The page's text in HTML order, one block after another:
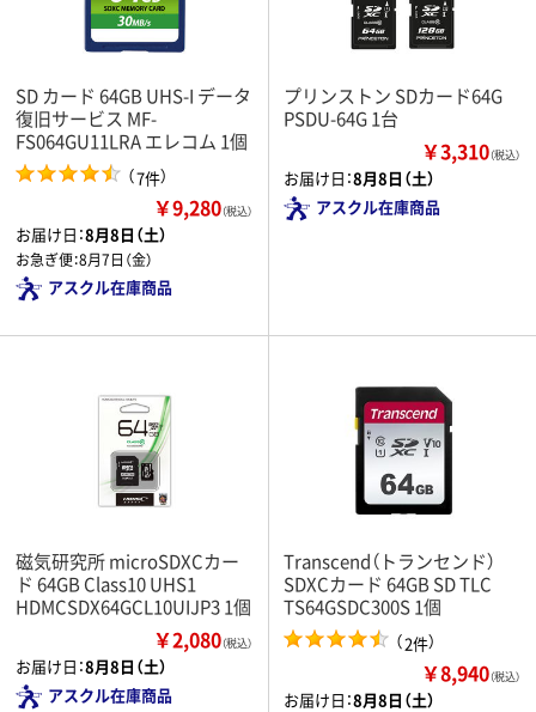
SD カード 64GB UHS-I データ
復旧サービス MF-
FS064GU11LRA エレコム 1個
（7件）
￥9,280（税込）
お届け日：8月8日（土）
お急ぎ便：8月7日（金）
アスクル在庫商品
プリンストン SDカード64G
PSDU-64G 1台
￥3,310（税込）
お届け日：8月8日（土）
アスクル在庫商品
磁気研究所 microSDXCカー
ド 64GB Class10 UHS1
HDMCSDX64GCL10UIJP3 1個
￥2,080（税込）
お届け日：8月8日（土）
アスクル在庫商品
Transcend（トランセンド）
SDXCカード 64GB SD TLC
TS64GSDC300S 1個
（2件）
￥8,940（税込）
お届け日：8月8日（土）